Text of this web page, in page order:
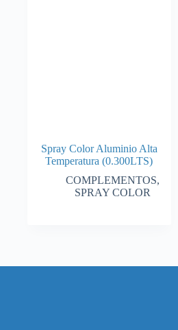
Spray Color Aluminio Alta
Temperatura (0.300LTS)
COMPLEMENTOS,
SPRAY COLOR